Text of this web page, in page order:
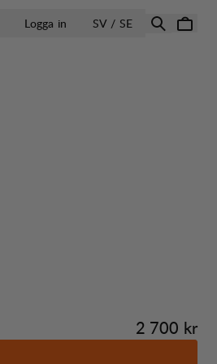
Logga in SV / SEÖPPNA VÄLJ
Pris:
2 700 kr